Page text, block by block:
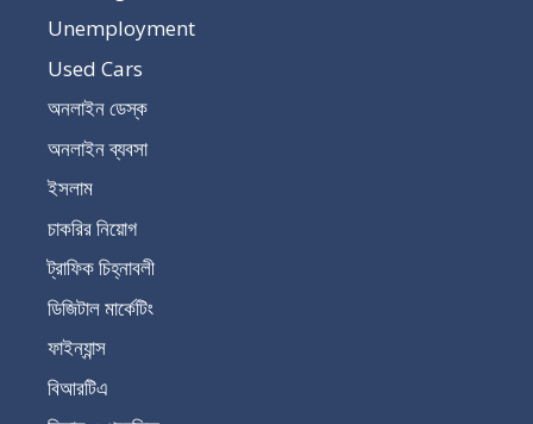
Unemployment
Used Cars
অনলাইন ডেস্ক
অনলাইন ব্যবসা
ইসলাম
চাকরির নিয়োগ
ট্রাফিক চিহ্নাবলী
ডিজিটাল মার্কেটিং
ফাইন্যান্স
বিআরটিএ